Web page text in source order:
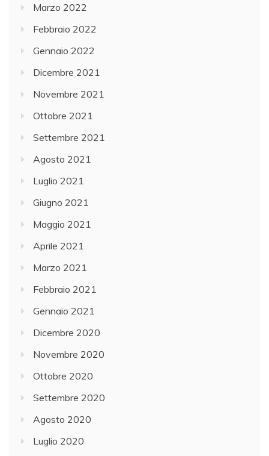
Marzo 2022
Febbraio 2022
Gennaio 2022
Dicembre 2021
Novembre 2021
Ottobre 2021
Settembre 2021
Agosto 2021
Luglio 2021
Giugno 2021
Maggio 2021
Aprile 2021
Marzo 2021
Febbraio 2021
Gennaio 2021
Dicembre 2020
Novembre 2020
Ottobre 2020
Settembre 2020
Agosto 2020
Luglio 2020